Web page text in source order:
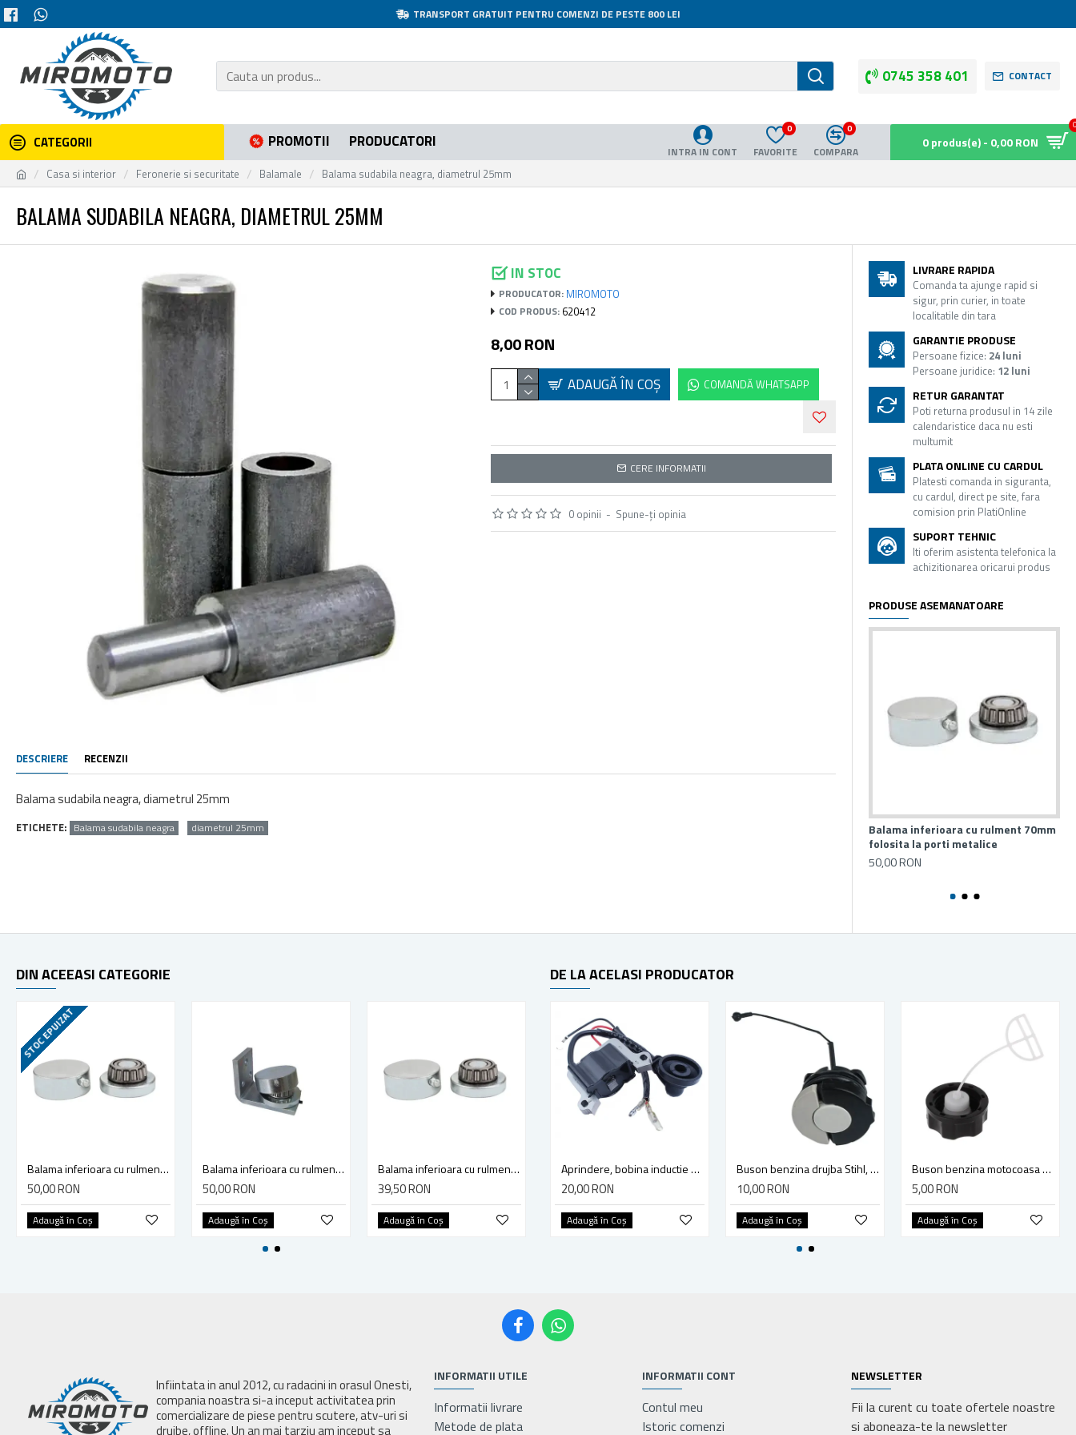
TRANSPORT GRATUIT PENTRU COMENZI DE PESTE 800 LEI
0745 358 401 CONTACT
CATEGORII PROMOTII PRODUCATORI
INTRA IN CONT FAVORITE
0
COMPARA
0
0 produs(e) - 0,00 RON
Casa si interior Feronerie si securitate Balamale Balama sudabila neagra, diametrul 25mm
BALAMA SUDABILA NEAGRA, DIAMETRUL 25MM
IN STOC
PRODUCATOR: MIROMOTO
COD PRODUS: 620412
0 opinii - Spune-ţi opinia
8,00 RON
ADAUGĂ ÎN COŞ COMANDĂ WHATSAPP
CERE INFORMATII
DESCRIERE RECENZII
Balama sudabila neagra, diametrul 25mm
ETICHETE: Balama sudabila neagra diametrul 25mm
LIVRARE RAPIDA
Comanda ta ajunge rapid si
sigur, prin curier, in toate
localitatile din tara
GARANTIE PRODUSE
Persoane fizice: 24 luni
Persoane juridice: 12 luni
RETUR GARANTAT
Poti returna produsul in 14 zile
calendaristice daca nu esti
multumit
PLATA ONLINE CU CARDUL
Platesti comanda in siguranta,
cu cardul, direct pe site, fara
comision prin PlatiOnline
SUPORT TEHNIC
Iti oferim asistenta telefonica la
achizitionarea oricarui produs
PRODUSE ASEMANATOARE
Balama inferioara cu rulment 70mm
folosita la porti metalice
50,00 RON
DIN ACEEASI CATEGORIE
STOC EPUIZAT
Balama inferioara cu rulment 70mm folosita la porti metalice
50,00 RON
Adaugă în Coş
Balama inferioara cu rulment, 50mm si placa de fixare poarta, pentru porti din fier forjat, 61.214
50,00 RON
Adaugă în Coş
Balama inferioara cu rulment, 50mm, folosita la porti metalice
39,50 RON
Adaugă în Coş
Balama ornamentala pentru porti si usi, culoare negru, 120x45x41x2.5mm
9,00 RON
Adaugă în Coş
Balama ornamentala pentru porti si usi, culoare negru, 140x50x48x2.5mm
9,00 RON
Adaugă în Coş
DE LA ACELASI PRODUCATOR
Aprindere, bobina inductie motocoasa chinezeasca TL43 TL 52, Ruris Dac 210, Dac 310
20,00 RON
Adaugă în Coş
Buson benzina drujba Stihl, model cu clapeta
10,00 RON
Adaugă în Coş
Buson benzina motocoasa TL43/52
5,00 RON
Adaugă în Coş
Infiintata in anul 2012, cu radacini in orasul Onesti,
compania noastra si-a inceput activitatea prin
comercializare de piese pentru scutere, atv-uri si
drujbe, offline. Un an mai tarziu am inceput sa
INFORMATII UTILE
Informatii livrare
Metode de plata
INFORMATII CONT
Contul meu
Istoric comenzi
NEWSLETTER
Fii la curent cu toate ofertele noastre
si aboneaza-te la newsletter